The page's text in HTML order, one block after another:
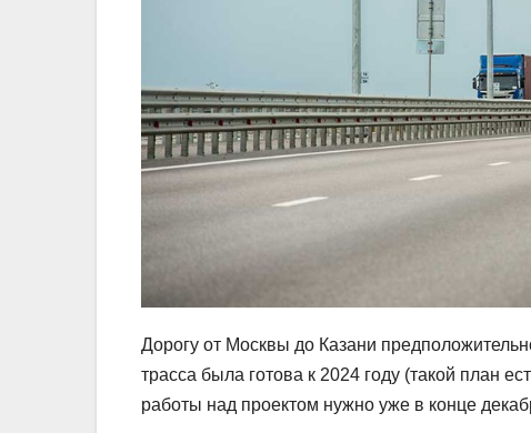
Дорогу от Москвы до Казани
трасса была готова к 2024 году (такой план
работы над проектом нужно уже в конце